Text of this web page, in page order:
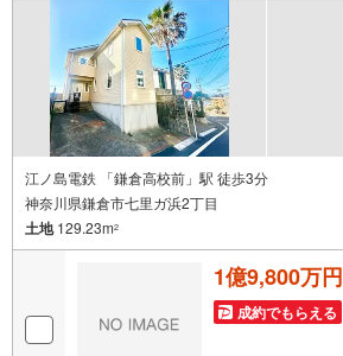
江ノ島電鉄 「鎌倉高校前」駅 徒歩3分
神奈川県鎌倉市七里ガ浜2丁目
土地129.23m2
1億9,800万円
成約でもらえる